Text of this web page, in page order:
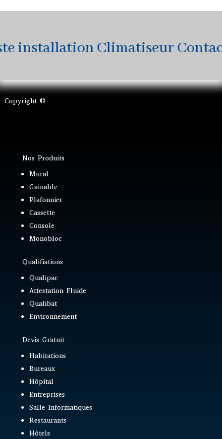
Climatiseur
Copyright ©
Nos Produits
Mural
Gainable
Plafonnier
Cassette
Console
Monobloc
Qualifiations
Qualipac
Attestation Fluide
Qualibat
Environnement
Devis Gratuit
Habitations
Bureaux
Hôpital
Entreprises
Salle Informatiques
Restaurants
Hôtels